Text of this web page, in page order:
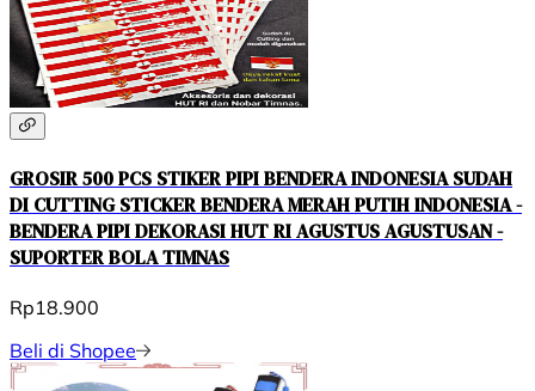
GROSIR 500 PCS STIKER PIPI BENDERA INDONESIA SUDAH
DI CUTTING STICKER BENDERA MERAH PUTIH INDONESIA -
BENDERA PIPI DEKORASI HUT RI AGUSTUS AGUSTUSAN -
SUPORTER BOLA TIMNAS
Rp18.900
Beli di Shopee